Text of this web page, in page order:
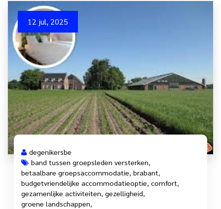
12 jul, 2025
degenikersbe
band tussen groepsleden versterken,
betaalbare groepsaccommodatie, brabant,
budgetvriendelijke accommodatieoptie, comfort,
gezamenlijke activiteiten, gezelligheid,
groene landschappen,